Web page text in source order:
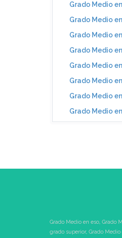
Grado Medio
Grado Medio
Grado Medio
Grado Medio
Grado Medio
Grado Medio
Grado Medio
Grado Medio
Grado Medio en eso, Grado
grado superior, Grado